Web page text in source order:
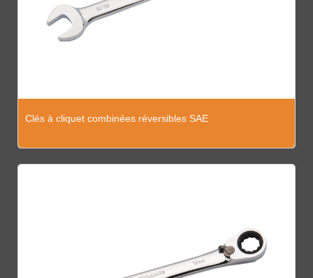
Clés à cliquet combinées réversibles SAE